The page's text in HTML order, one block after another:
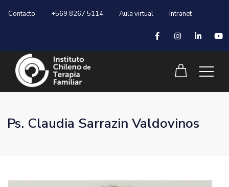
Contacto +569 8267 5114 Aula virtual Intranet
Ps. Claudia Sarrazin Valdovinos